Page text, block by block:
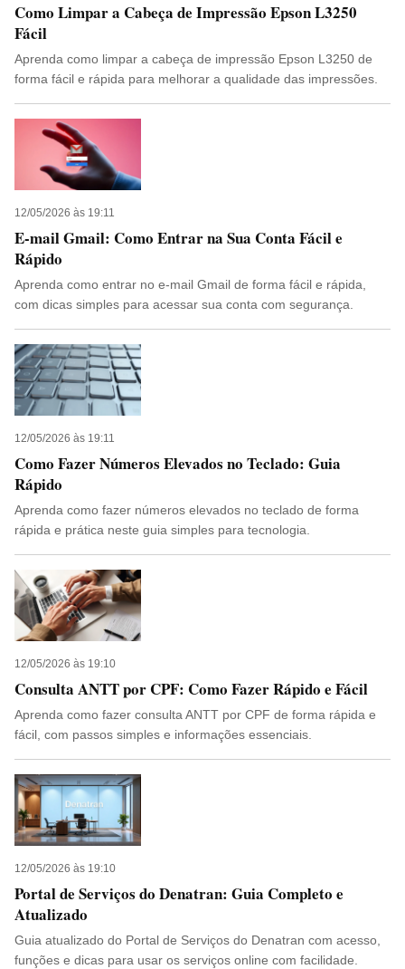
Como Limpar a Cabeça de Impressão Epson L3250
Fácil
Aprenda como limpar a cabeça de impressão Epson L3250 de
forma fácil e rápida para melhorar a qualidade das impressões.
12/05/2026 às 19:11
E-mail Gmail: Como Entrar na Sua Conta Fácil e
Rápido
Aprenda como entrar no e-mail Gmail de forma fácil e rápida,
com dicas simples para acessar sua conta com segurança.
12/05/2026 às 19:11
Como Fazer Números Elevados no Teclado: Guia
Rápido
Aprenda como fazer números elevados no teclado de forma
rápida e prática neste guia simples para tecnologia.
12/05/2026 às 19:10
Consulta ANTT por CPF: Como Fazer Rápido e Fácil
Aprenda como fazer consulta ANTT por CPF de forma rápida e
fácil, com passos simples e informações essenciais.
12/05/2026 às 19:10
Portal de Serviços do Denatran: Guia Completo e
Atualizado
Guia atualizado do Portal de Serviços do Denatran com acesso,
funções e dicas para usar os serviços online com facilidade.